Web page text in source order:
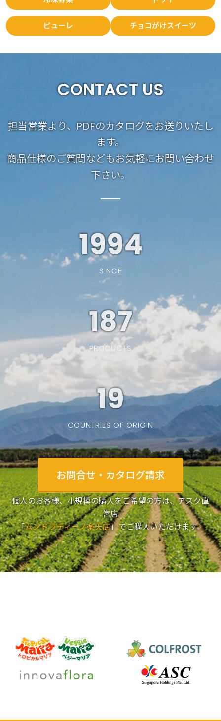
ピューレ チョコがけスイーツ
CONTACT US
担当営業より、PDFのカタログをお送りいたし
ます。
商品仕様のご質問などもお気軽にお問い合わせ
下さい。
1994
SINCE
187
PRODUCTS
19
COUNTRIES OF ORIGIN
お問合せ・カタログ請求
個人のお客様、小規模の購入をご希望の方は、アスク直
営店
「ムンドラティーノ楽天店」でご購入いただけます。